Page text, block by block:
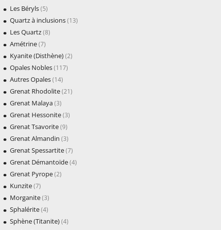
Les Béryls(5)
Quartz à inclusions(13)
Les Quartz(8)
Amétrine(7)
Kyanite (Disthène)(2)
Opales Nobles(117)
Autres Opales(14)
Grenat Rhodolite(21)
Grenat Malaya(3)
Grenat Hessonite(3)
Grenat Tsavorite(9)
Grenat Almandin (3)
Grenat Spessartite(7)
Grenat Démantoïde(4)
Grenat Pyrope(2)
Kunzite(7)
Morganite(3)
Sphalérite(4)
Sphène (Titanite)(4)